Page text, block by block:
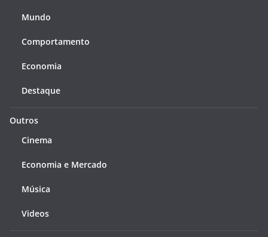
Mundo
Comportamento
Economia
Destaque
Outros
Cinema
Economia e Mercado
Música
Videos